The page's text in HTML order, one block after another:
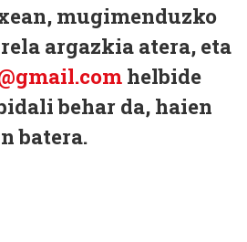
mugimenduzko
argazkia atera, eta
helbide
behar da, haien
batera.